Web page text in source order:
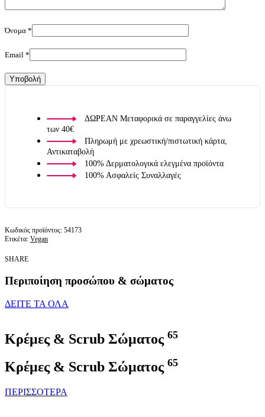
Όνομα *
Email *
ΔΩΡΕΑΝ Μεταφορικά σε παραγγελίες άνω
των 40€
Πληρωμή με χρεωστική/πιστωτική κάρτα,
Αντικαταβολή
100% Δερματολογικά ελεγμένα προϊόντα
100% Ασφαλείς Συναλλαγές
54173
Ετικέτα: Vegan
SHARE
Περιποίηση προσώπου & σώματος
ΔΕΙΤΕ ΤΑ ΟΛΑ
Κρέμες & Scrub Σώματος 65
Κρέμες & Scrub Σώματος 65
ΠΕΡΙΣΣΟΤΕΡΑ